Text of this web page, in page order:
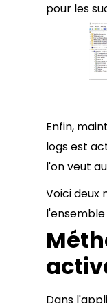
pour les
Enfin,
logs est
l'on veut
Voici deux
l'ensemble